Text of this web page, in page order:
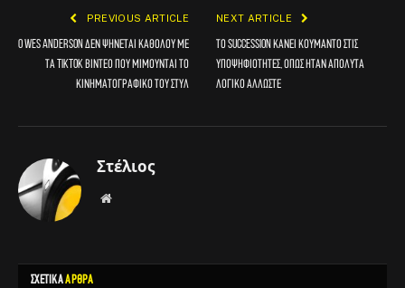
PREVIOUS ARTICLE
O Wes Anderson δεν ψήνεται καθόλου με
τα TikTok βίντεο που μιμούνται το
κινηματογραφικό του στυλ
NEXT ARTICLE
Το Succession κάνει κουμάντο στις
υποψηφιότητες, όπως ήταν απόλυτα
λογικό άλλωστε
Στέλιος
Website
ΣΧΕΤΙΚΑΑΡΘΡΑ